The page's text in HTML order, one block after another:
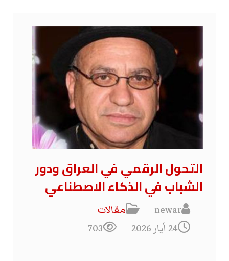
التحول الرقمي في العراق ودور
الشباب في الذكاء الاصطناعي
newar
مقالات
24 أيار 2026
703